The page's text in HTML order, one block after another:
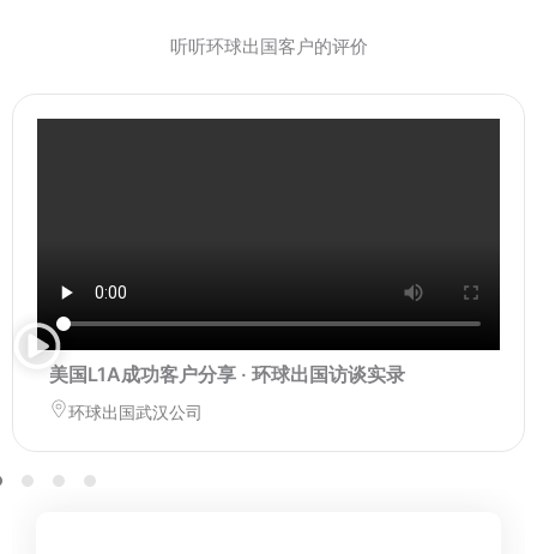
听听环球出国客户的评价
美国L1A成功客户分享 · 环球出国访谈实录
环球出国武汉公司